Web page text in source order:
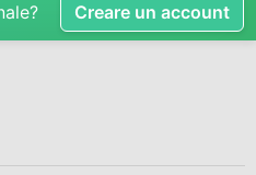
Creare un account